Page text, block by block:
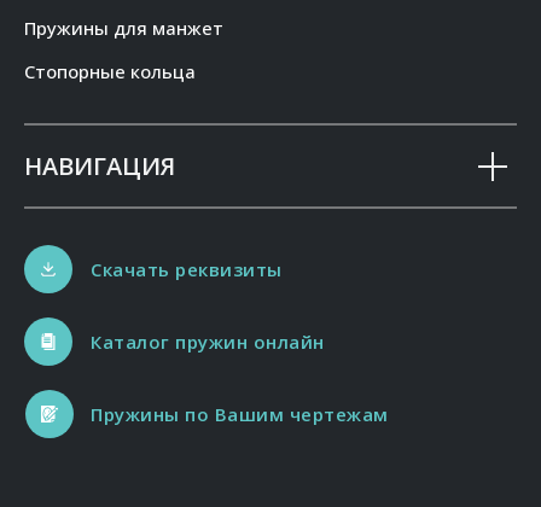
Пружины для манжет
Стопорные кольца
НАВИГАЦИЯ
Каталог пружин онлайн
Пружины по Вашим чертежам
Скачать реквизиты